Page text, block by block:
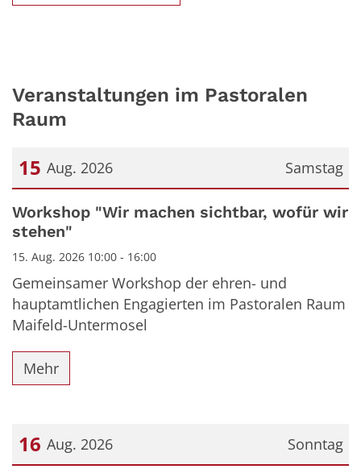
Veranstaltungen im Pastoralen
Raum
Samstag
15 Aug. 2026
Datum: 15. August 2026
Workshop "Wir machen sichtbar, wofür wir
stehen"
15. Aug. 2026 10:00 - 16:00
Gemeinsamer Workshop der ehren- und
hauptamtlichen Engagierten im Pastoralen Raum
Maifeld-Untermosel
Mehr
Sonntag
16 Aug. 2026